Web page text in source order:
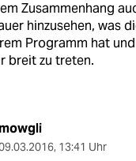
Zusammenhang
hinzusehen, was
Programm hat
breit zu treten.
mowgli
, 13:41 Uhr